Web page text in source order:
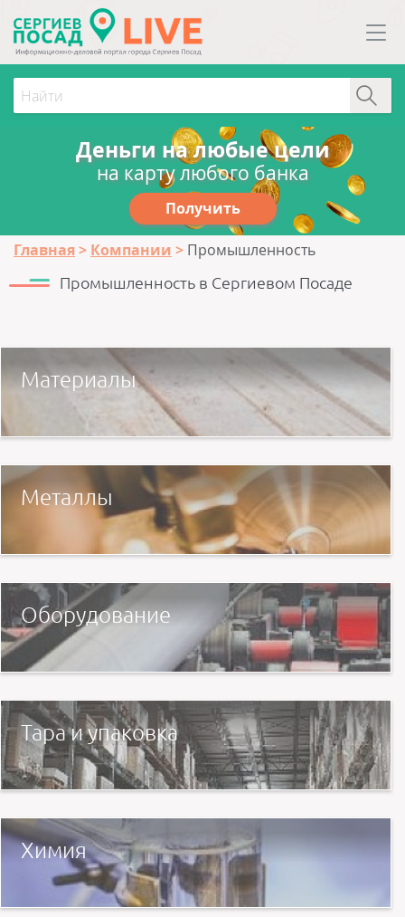
Деньги на любые цели
на карту любого банка
Получить
Главная Компании Промышленность
Промышленность в Сергиевом Посаде
Материалы
Металлы
Оборудование
Тара и упаковка
Химия